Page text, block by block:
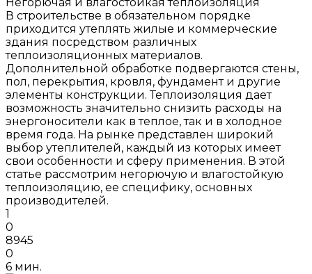
В строительстве в обязательном порядке
приходится утеплять жилые и коммерческие
здания посредством различных
теплоизоляционных материалов.
Дополнительной обработке подвергаются стены,
пол, перекрытия, кровля, фундамент и другие
элементы конструкции. Теплоизоляция дает
возможность значительно снизить расходы на
энергоносители как в теплое, так и в холодное
время года. На рынке представлен широкий
выбор утеплителей, каждый из которых имеет
свои особенности и сферу применения. В этой
статье рассмотрим негорючую и влагостойкую
теплоизоляцию, ее специфику, основных
производителей.
1
0
8945
0
6 мин.